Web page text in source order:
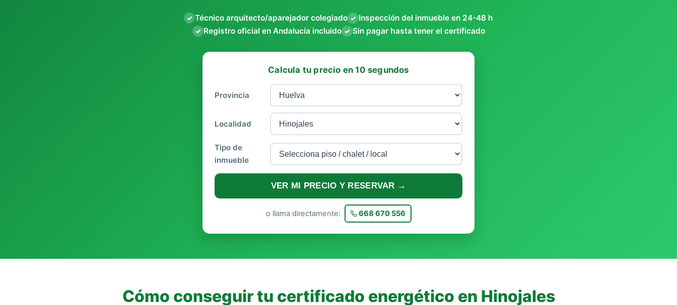
✓ Técnico arquitecto/aparejador colegiado ✓ Inspección del inmueble en 24-48 h
✓ Registro oficial en Andalucía incluido ✓ Sin pagar hasta tener el certificado
Calcula tu precio en 10 segundos
Provincia
Localidad
Tipo de
inmueble
VER MI PRECIO Y RESERVAR →
o llama directamente: 668 670 556
Cómo conseguir tu certificado energético en Hinojales